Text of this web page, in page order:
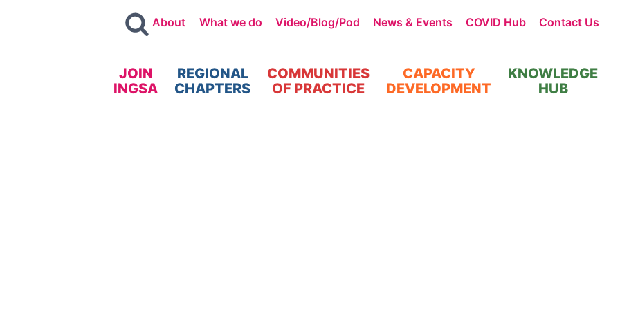
About What we do Video/Blog/Pod News & Events COVID Hub Contact Us
JOIN
INGSA
REGIONAL
CHAPTERS
COMMUNITIES
OF PRACTICE
CAPACITY
DEVELOPMENT
KNOWLEDGE
HUB